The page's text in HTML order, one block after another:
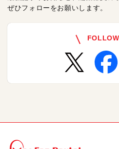
ぜひフォローをお願いします。